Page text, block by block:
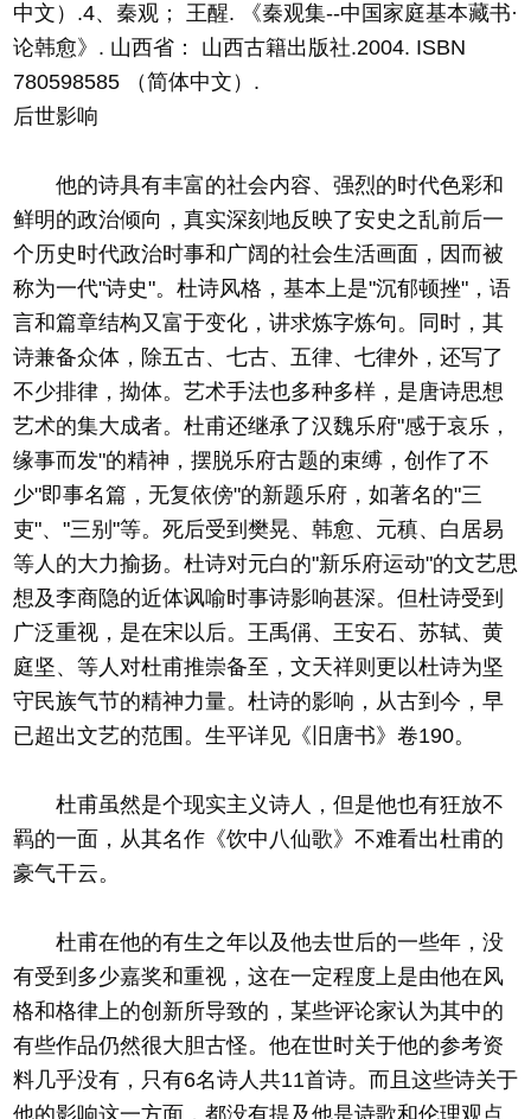
中文）.4、秦观； 王醒. 《秦观集--中国家庭基本藏书·
论韩愈》. 山西省： 山西古籍出版社.2004. ISBN
780598585 （简体中文）.
后世影响
他的诗具有丰富的社会内容、强烈的时代色彩和
鲜明的政治倾向，真实深刻地反映了安史之乱前后一
个历史时代政治时事和广阔的社会生活画面，因而被
称为一代"诗史"。杜诗风格，基本上是"沉郁顿挫"，语
言和篇章结构又富于变化，讲求炼字炼句。同时，其
诗兼备众体，除五古、七古、五律、七律外，还写了
不少排律，拗体。艺术手法也多种多样，是唐诗思想
艺术的集大成者。杜甫还继承了汉魏乐府"感于哀乐，
缘事而发"的精神，摆脱乐府古题的束缚，创作了不
少"即事名篇，无复依傍"的新题乐府，如著名的"三
吏"、"三别"等。死后受到樊晃、韩愈、元稹、白居易
等人的大力揄扬。杜诗对元白的"新乐府运动"的文艺思
想及李商隐的近体讽喻时事诗影响甚深。但杜诗受到
广泛重视，是在宋以后。王禹偁、王安石、苏轼、黄
庭坚、等人对杜甫推崇备至，文天祥则更以杜诗为坚
守民族气节的精神力量。杜诗的影响，从古到今，早
已超出文艺的范围。生平详见《旧唐书》卷190。
杜甫虽然是个现实主义诗人，但是他也有狂放不
羁的一面，从其名作《饮中八仙歌》不难看出杜甫的
豪气干云。
杜甫在他的有生之年以及他去世后的一些年，没
有受到多少嘉奖和重视，这在一定程度上是由他在风
格和格律上的创新所导致的，某些评论家认为其中的
有些作品仍然很大胆古怪。他在世时关于他的参考资
料几乎没有，只有6名诗人共11首诗。而且这些诗关于
他的影响这一方面，都没有提及他是诗歌和伦理观点